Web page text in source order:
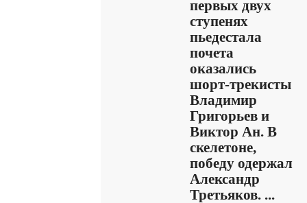
первых двух
ступенях
пьедестала
почета
оказались
шорт-трекисты
Владимир
Григорьев и
Виктор Ан. В
скелетоне,
победу одержал
Александр
Третьяков. ...